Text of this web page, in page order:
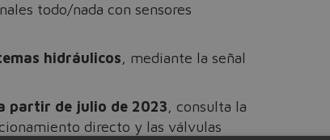
todo/nada con sensores
hidráulicos, mediante la señal
partir de julio de 2023, consulta la
directo y las válvulas